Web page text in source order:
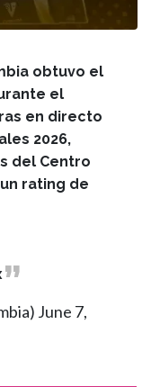
obtuvo el
el
en directo
2026,
del Centro
rating de
June 7,